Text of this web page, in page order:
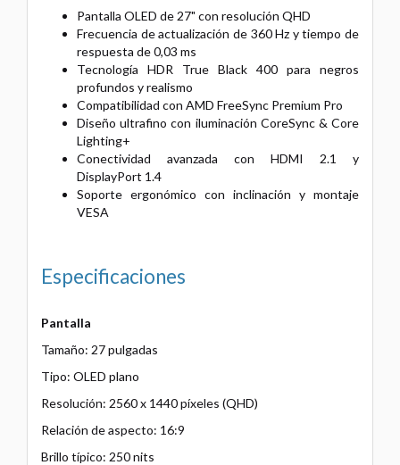
Pantalla OLED de 27" con resolución QHD
Frecuencia de actualización de 360 Hz y tiempo de
respuesta de 0,03 ms
Tecnología HDR True Black 400 para negros
profundos y realismo
Compatibilidad con AMD FreeSync Premium Pro
Diseño ultrafino con iluminación CoreSync & Core
Lighting+
Conectividad avanzada con HDMI 2.1 y
DisplayPort 1.4
Soporte ergonómico con inclinación y montaje
VESA
Especificaciones
Pantalla
Tamaño: 27 pulgadas
Tipo: OLED plano
Resolución: 2560 x 1440 píxeles (QHD)
Relación de aspecto: 16:9
Brillo típico: 250 nits